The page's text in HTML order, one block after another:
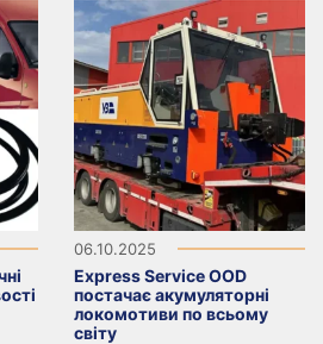
06.10.2025
Express Service OOD
постачає акумуляторні
локомотиви по всьому
світу